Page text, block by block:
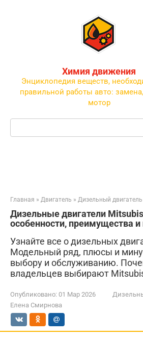
Химия движения
Энциклопедия веществ,
правильной работы авто:
мотор
Поиск:
Главная » Двигатель » Дизельный двигатель
Дизельные двигатели
особенности, преимущества и
Узнайте все о дизельных
Модельный ряд, плюсы и
выбору и обслуживанию.
владельцев выбирают
Опубликовано: 01 Мар 2026
Елена Смирнова